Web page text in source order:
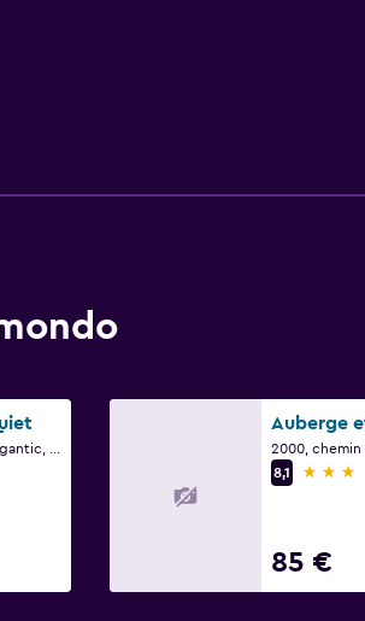
8,1
3 stelle
85 €